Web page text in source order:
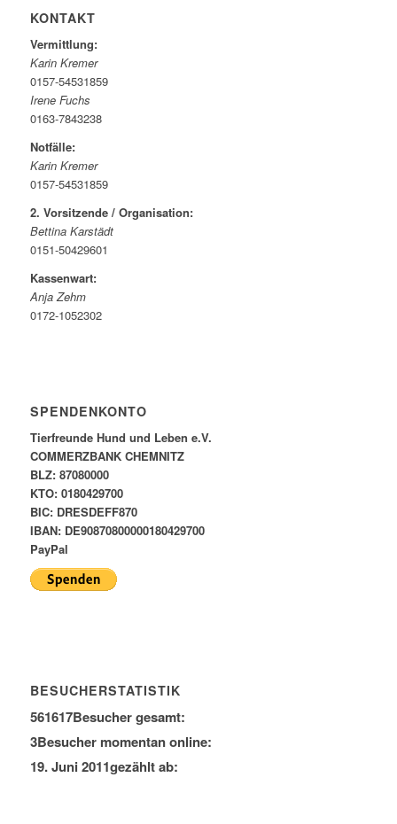
KONTAKT
Vermittlung:
Karin Kremer
0157-54531859
Irene Fuchs
0163-7843238
Notfälle:
Karin Kremer
0157-54531859
2. Vorsitzende / Organisation:
Bettina Karstädt
0151-50429601
Kassenwart:
Anja Zehm
0172-1052302
SPENDENKONTO
Tierfreunde Hund und Leben e.V.
COMMERZBANK CHEMNITZ
BLZ: 87080000
KTO: 0180429700
BIC: DRESDEFF870
IBAN: DE90870800000180429700
PayPal
BESUCHERSTATISTIK
561617Besucher gesamt:
3Besucher momentan online:
19. Juni 2011gezählt ab: